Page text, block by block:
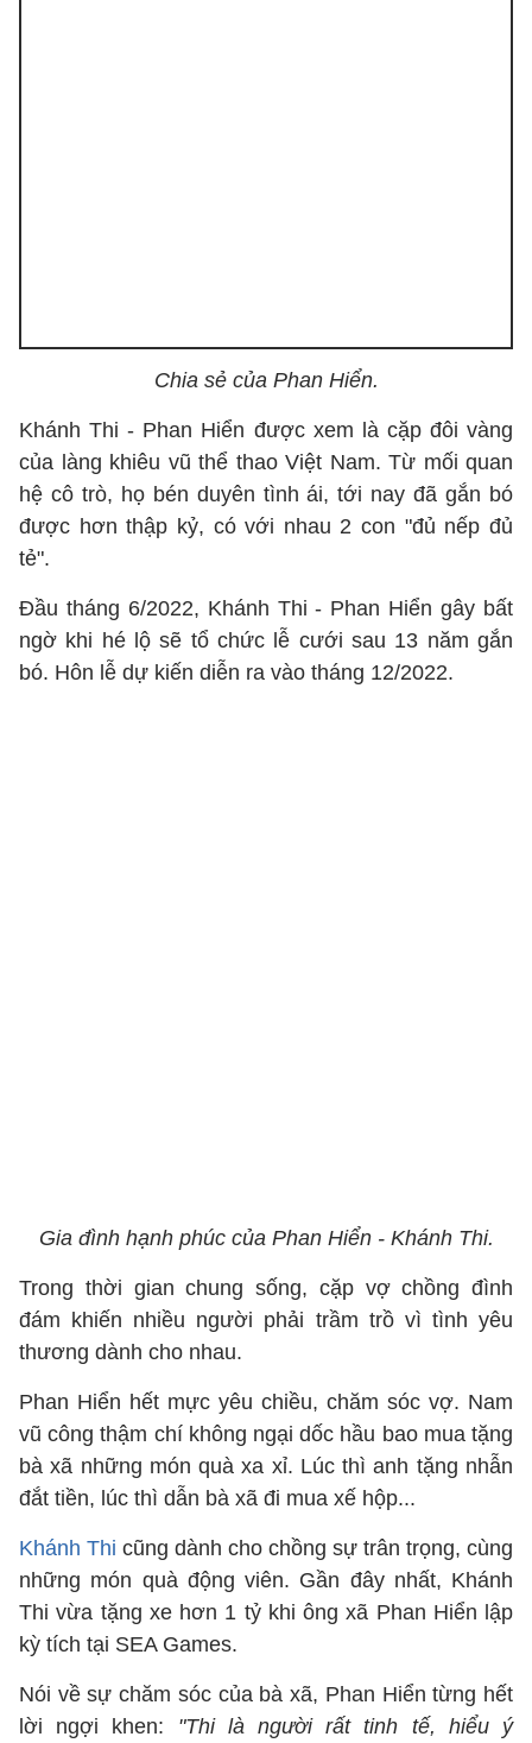
Chia sẻ của Phan Hiển.
Khánh Thi - Phan Hiển được xem là cặp đôi vàng
của làng khiêu vũ thể thao Việt Nam. Từ mối quan
hệ cô trò, họ bén duyên tình ái, tới nay đã gắn bó
được hơn thập kỷ, có với nhau 2 con "đủ nếp đủ
tẻ".
Đầu tháng 6/2022, Khánh Thi - Phan Hiển gây bất
ngờ khi hé lộ sẽ tổ chức lễ cưới sau 13 năm gắn
bó. Hôn lễ dự kiến diễn ra vào tháng 12/2022.
Gia đình hạnh phúc của Phan Hiển - Khánh Thi.
Trong thời gian chung sống, cặp vợ chồng đình
đám khiến nhiều người phải trầm trồ vì tình yêu
thương dành cho nhau.
Phan Hiển hết mực yêu chiều, chăm sóc vợ. Nam
vũ công thậm chí không ngại dốc hầu bao mua tặng
bà xã những món quà xa xỉ. Lúc thì anh tặng nhẫn
đắt tiền, lúc thì dẫn bà xã đi mua xế hộp...
Khánh Thi cũng dành cho chồng sự trân trọng, cùng
những món quà động viên. Gần đây nhất, Khánh
Thi vừa tặng xe hơn 1 tỷ khi ông xã Phan Hiển lập
kỳ tích tại SEA Games.
Nói về sự chăm sóc của bà xã, Phan Hiển từng hết
lời ngợi khen: "Thi là người rất tinh tế, hiểu ý